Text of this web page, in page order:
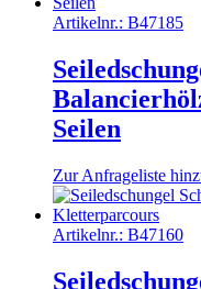
Artikelnr.: B47185
Seilen
Zur Anfrageliste
Artikelnr.: B47160